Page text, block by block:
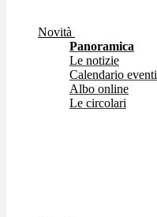
Novità
Panoramica
Le notizie
Calendario eventi
Albo online
Le circolari